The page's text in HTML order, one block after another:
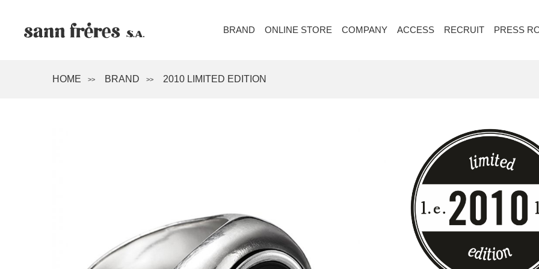
BRAND ONLINE STORE COMPANY ACCESS RECRUIT PRESS
HOME BRAND 2010 LIMITED EDITION